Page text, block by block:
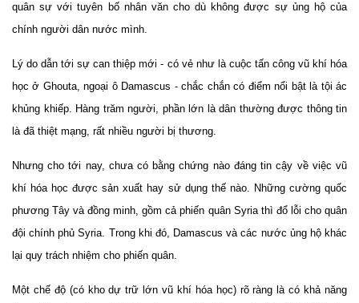
quân sự với tuyên bố nhân văn cho dù không được sự ủng hộ của
chính người dân nước mình.
Lý do dẫn tới sự can thiệp mới - có vẻ như là cuộc tấn công vũ khí hóa
học ở Ghouta, ngoại ô Damascus - chắc chắn có điểm nổi bật là tội ác
khủng khiếp. Hàng trăm người, phần lớn là dân thường được thông tin
là đã thiệt mạng, rất nhiều người bị thương.
Nhưng cho tới nay, chưa có bằng chứng nào đáng tin cậy về việc vũ
khí hóa học được sản xuất hay sử dụng thế nào. Những cường quốc
phương Tây và đồng minh, gồm cả phiến quân Syria thì đổ lỗi cho quân
đội chính phủ Syria. Trong khi đó, Damascus và các nước ủng hộ khác
lại quy trách nhiệm cho phiến quân.
Một chế độ (có kho dự trữ lớn vũ khí hóa học) rõ ràng là có khả năng